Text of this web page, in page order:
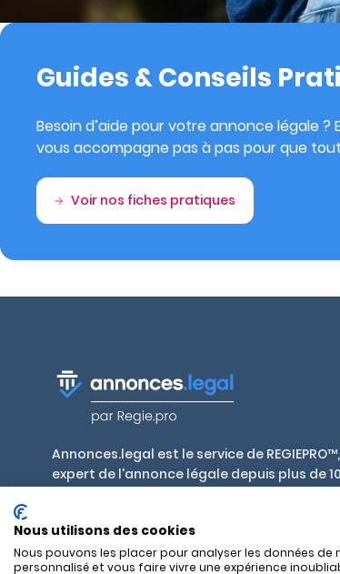
Guides & Conseils
Besoin d’aide pour votre annonce légale
vous accompagne pas à pas pour que
Voir nos fiches pratiques
Annonces.legal est le service de REGIEPRO™,
expert de l'annonce légale depuis plus de
habilités en France et outre-mer.
Nous utilisons des cookies
Nous pouvons les placer pour analyser les données
personnalisé et vous faire vivre une expérience